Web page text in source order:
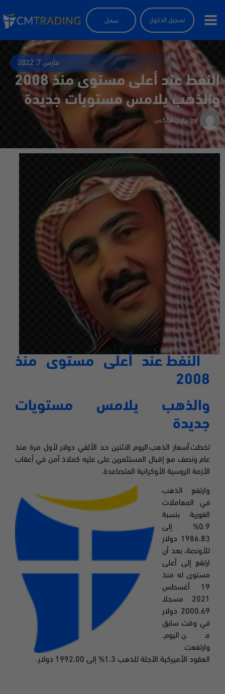
تسجيل الدخول سجل
مارس 7, 2022
والذهب يلامس مستويات جديدة
by براون فيلكس
النفط عند أعلى مستوى منذ
2008
والذهب يلامس مستويات
جديدة
تخطت أسعار الذهب اليوم الاثنين حد الألفي دولار لأول مرة منذ
عام ونصف مع إقبال المستثمرين على عليه كملاذ آمن في أعقاب
الأزمة الروسية الأوكرانية المتصاعدة.
وارتفع الذهب
في المعاملات
الفورية بنسبة
0.9% إلى
1986.83
دولار
للأونصة، بعد أن
ارتفع إلى أعلى
مستوى له منذ
19
أغسطس
2021 مسجلا
2000.69 دولار
في وقت سابق
من اليوم.
وارتفعت
العقود الأميركية الآجلة للذهب 1.3% إلى 1992.00 دولار.